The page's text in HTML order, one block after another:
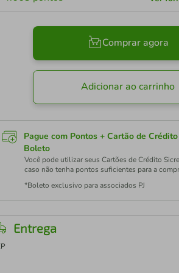
Comprar agora
Adicionar ao carrinho
Pague com Pontos + Cartão de
Boleto
Você pode utilizar seus Cartões de Crédito
caso não tenha pontos suficientes para a
*Boleto exclusivo para associados PJ
Entrega